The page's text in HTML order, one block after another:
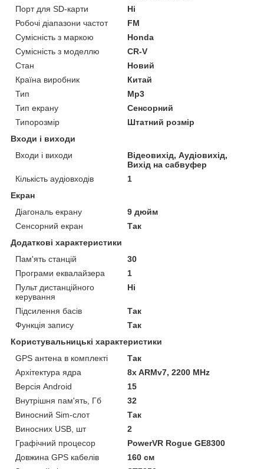
Порт для SD-карти
Ні
Робочі діапазони частот
FM
Сумісність з маркою
Honda
Сумісність з моделлю
CR-V
Стан
Новий
Країна виробник
Китай
Тип
Mp3
Тип екрану
Сенсорний
Типорозмір
Штатний розмір
Входи і виходи
Входи і виходи
Відеовихід, Аудіовихід,
Вихід на сабвуфер
Кількість аудіовходів
1
Екран
Діагональ екрану
9 дюйм
Сенсорний екран
Так
Додаткові характеристики
Пам'ять станцій
30
Програми еквалайзера
1
Пульт дистанційного
керування
Ні
Підсилення басів
Так
Функція запису
Так
Користувальницькі характеристики
GPS антена в комплекті
Так
Архітектура ядра
8x ARMv7, 2200 MHz
Версія Android
15
Внутрішня пам'ять, Гб
32
Виносний Sim-слот
Так
Виносних USB, шт
2
Графічний процесор
PowerVR Rogue GE8300
Довжина GPS кабелів
160 см